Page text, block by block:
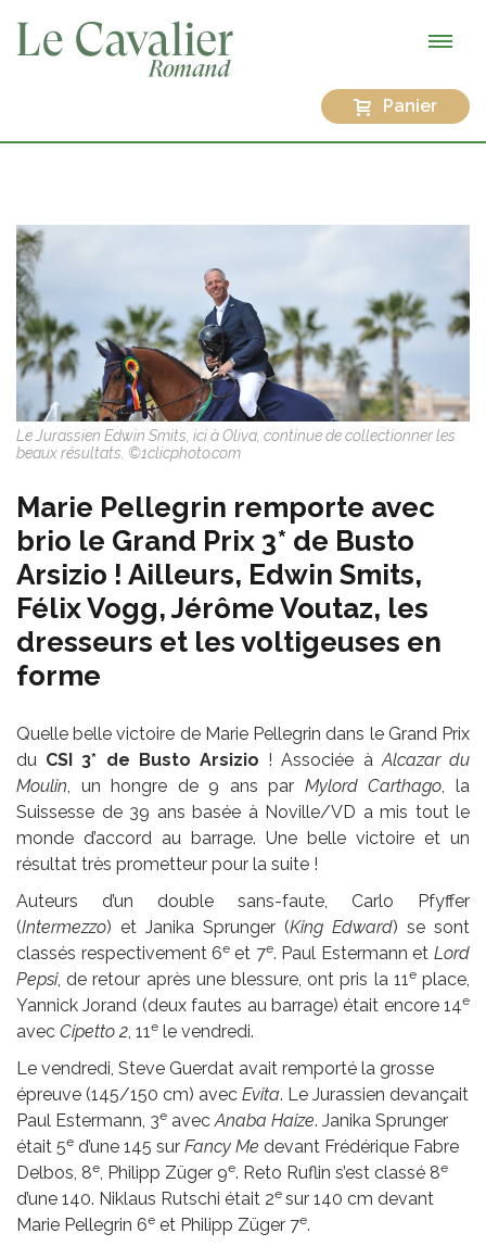
Panier
Le Jurassien Edwin Smits, ici à Oliva, continue de collectionner les
beaux résultats. ©1clicphoto.com
Marie Pellegrin remporte avec
brio le Grand Prix 3* de Busto
Arsizio ! Ailleurs, Edwin Smits,
Félix Vogg, Jérôme Voutaz, les
dresseurs et les voltigeuses en
forme
Quelle belle victoire de Marie Pellegrin dans le Grand Prix
du CSI 3* de Busto Arsizio ! Associée àAlcazar du
Moulin, un hongre de 9 ans par Mylord Carthago, la
Suissesse de 39 ans basée à Noville/VD a mis tout le
monde d’accord au barrage. Une belle victoire et un
résultat très prometteur pour la suite !
Auteurs d’un double sans-faute, Carlo Pfyffer
(Intermezzo) et Janika Sprunger (King Edward) se sont
classés respectivement 6e et 7e. Paul Estermann et Lord
Pepsi, de retour après une blessure, ont pris la 11eplace,
Yannick Jorand (deux fautes au barrage) était encore 14e
avec Cipetto 2, 11e le vendredi.
Le vendredi, Steve Guerdat avait remporté la grosse
épreuve (145/150 cm) avec Evita. Le Jurassien devançait
Paul Estermann, 3e avecAnaba Haize. Janika Sprunger
était 5e d’une 145 sur Fancy Me devant Frédérique Fabre
Delbos, 8e, Philipp Züger 9e. Reto Ruflin s’est classé 8e
d’une 140. Niklaus Rutschi était 2e sur 140 cm devant
Marie Pellegrin 6e et Philipp Züger 7e.